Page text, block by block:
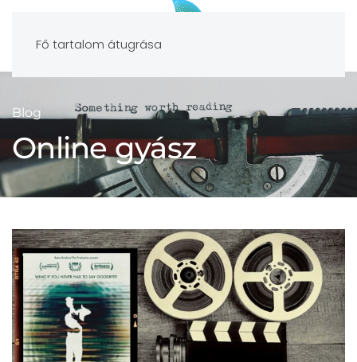
Fő tartalom átugrása
Blog
Online gyász